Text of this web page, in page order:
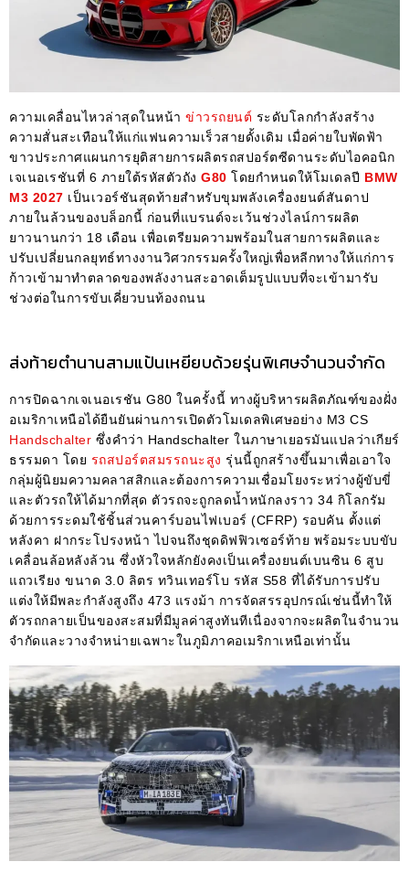
ความเคลื่อนไหวล่าสุดในหน้า ข่าวรถยนต์ ระดับโลกกำลังสร้าง
ความสั่นสะเทือนให้แก่แฟนความเร็วสายดั้งเดิม เมื่อค่ายใบพัดฟ้า
ขาวประกาศแผนการยุติสายการผลิตรถสปอร์ตซีดานระดับไอคอนิก
เจเนอเรชันที่ 6 ภายใต้รหัสตัวถัง G80 โดยกำหนดให้โมเดลปี BMW
M3 2027 เป็นเวอร์ชันสุดท้ายสำหรับขุมพลังเครื่องยนต์สันดาป
ภายในล้วนของบล็อกนี้ ก่อนที่แบรนด์จะเว้นช่วงไลน์การผลิต
ยาวนานกว่า 18 เดือน เพื่อเตรียมความพร้อมในสายการผลิตและ
ปรับเปลี่ยนกลยุทธ์ทางงานวิศวกรรมครั้งใหญ่เพื่อหลีกทางให้แก่การ
ก้าวเข้ามาทำตลาดของพลังงานสะอาดเต็มรูปแบบที่จะเข้ามารับ
ช่วงต่อในการขับเคี่ยวบนท้องถนน
ส่งท้ายตำนานสามแป้นเหยียบด้วยรุ่นพิเศษจำนวนจำกัด
การปิดฉากเจเนอเรชัน G80 ในครั้งนี้ ทางผู้บริหารผลิตภัณฑ์ของฝั่ง
อเมริกาเหนือได้ยืนยันผ่านการเปิดตัวโมเดลพิเศษอย่าง M3 CS
Handschalter ซึ่งคำว่า Handschalter ในภาษาเยอรมันแปลว่าเกียร์
ธรรมดา โดย รถสปอร์ตสมรรถนะสูง รุ่นนี้ถูกสร้างขึ้นมาเพื่อเอาใจ
กลุ่มผู้นิยมความคลาสสิกและต้องการความเชื่อมโยงระหว่างผู้ขับขี่
และตัวรถให้ได้มากที่สุด ตัวรถจะถูกลดน้ำหนักลงราว 34 กิโลกรัม
ด้วยการระดมใช้ชิ้นส่วนคาร์บอนไฟเบอร์ (CFRP) รอบคัน ตั้งแต่
หลังคา ฝากระโปรงหน้า ไปจนถึงชุดดิฟฟิวเซอร์ท้าย พร้อมระบบขับ
เคลื่อนล้อหลังล้วน ซึ่งหัวใจหลักยังคงเป็นเครื่องยนต์เบนซิน 6 สูบ
แถวเรียง ขนาด 3.0 ลิตร ทวินเทอร์โบ รหัส S58 ที่ได้รับการปรับ
แต่งให้มีพละกำลังสูงถึง 473 แรงม้า การจัดสรรอุปกรณ์เช่นนี้ทำให้
ตัวรถกลายเป็นของสะสมที่มีมูลค่าสูงทันทีเนื่องจากจะผลิตในจำนวน
จำกัดและวางจำหน่ายเฉพาะในภูมิภาคอเมริกาเหนือเท่านั้น